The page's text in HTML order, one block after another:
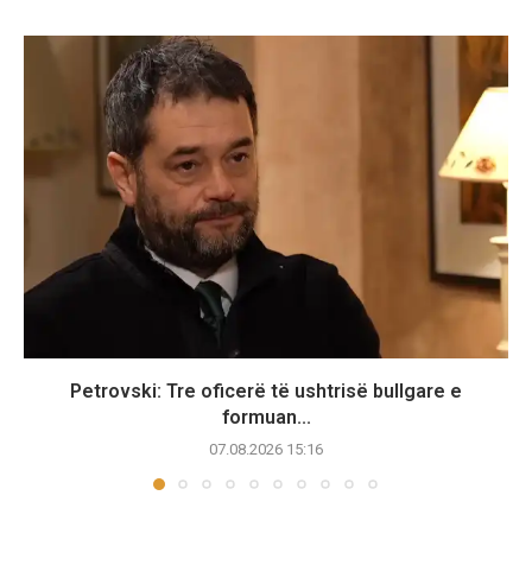
Petrovski: Tre oficerë të ushtrisë bullgare e
formuan...
07.08.2026 15:16